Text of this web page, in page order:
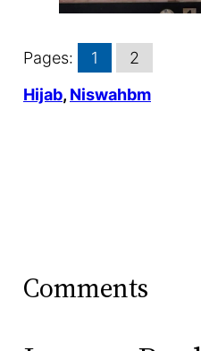
Pages: 1
2
Hijab, Niswahbm
Comments